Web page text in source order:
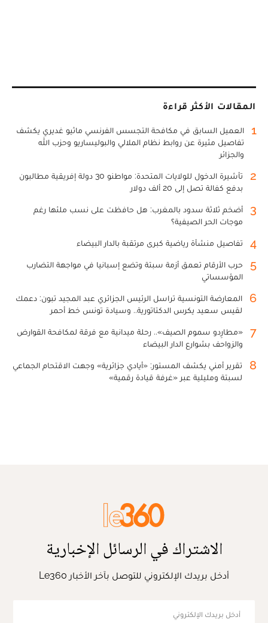
المقالات الأكثر قراءة
1
العميل السابق في مكافحة التجسس الفرنسي ماثيو غديري يكشف
تفاصيل مثيرة عن روابط نظام الملالي والبوليساريو وحزب الله
والجزائر
2
تأشيرة الدخول للولايات المتحدة: مواطنو 30 دولة إفريقية مطالبون
بدفع كفالة تصل إلى 20 ألف دولار
3
أضخم ثلاثة سدود بالمغرب: هل حافظت على نسب ملئها رغم
موجات الحر الصيفية؟
4 تفاصيل منشأة رياضية كبرى مرتقبة بالدار البيضاء
5
حرب الأرقام تعمق أزمة سبتة وتضع إسبانيا في مواجهة التضارب
المؤسساتي
6
المعارضة التونسية تراسل الرئيس الجزائري عبد المجيد تبون: دعمك
لقيس سعيد يكرس الدكتاتورية.. وسيادة تونس خط أحمر
7
«مطارِدو سموم الصيف».. رحلة ميدانية مع فرقة لمكافحة القوارض
والزواحف بشوارع الدار البيضاء
8
تقرير أمني يكشف المستور: «أيادي جزائرية» وجهت الاقتحام الجماعي
لسبتة ومليلية عبر «غرفة قيادة رقمية»
الاشتراك في الرسائل الإخبارية
أدخل بريدك الإلكتروني للتوصل بآخر الأخبار Le360